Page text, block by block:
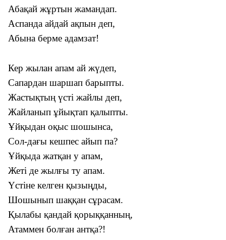
Абақай жұртын жамандап.
Аспанда айдай ақпын деп,
Абына берме адамзат!
Кер жылан апам ай жүдеп,
Сапардан шаршап барыпты.
Жастықтың үсті жайлы деп,
Жайланып ұйықтап қалыпты.
Ұйқыдан оқыс шошынса,
Сол-дағы кешпес айып па?
Ұйқыда жатқан у апам,
Жеті де жылғы ту апам.
Үстіне келген қызыңды,
Шошынып шаққан сұрасам.
Қылабы қандай қорыққанның,
Атаммен болған антқа?!